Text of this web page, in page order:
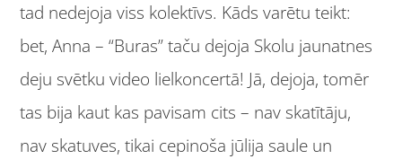
tad nedejoja viss kolektīvs. Kāds varētu teikt:
bet, Anna – “Buras” taču dejoja Skolu jaunatnes
deju svētku video lielkoncertā! Jā, dejoja, tomēr
tas bija kaut kas pavisam cits – nav skatītāju,
nav skatuves, tikai cepinoša jūlija saule un